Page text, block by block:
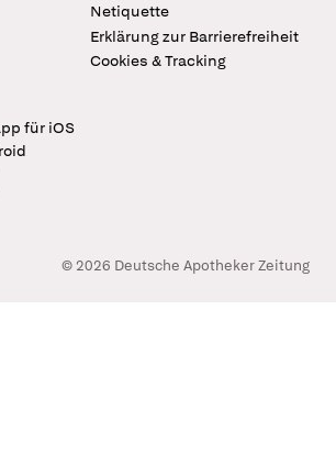
Netiquette
Erklärung zur Barrierefreiheit
Cookies & Tracking
für iOS
© 2026 Deutsche Apotheker Zeitung